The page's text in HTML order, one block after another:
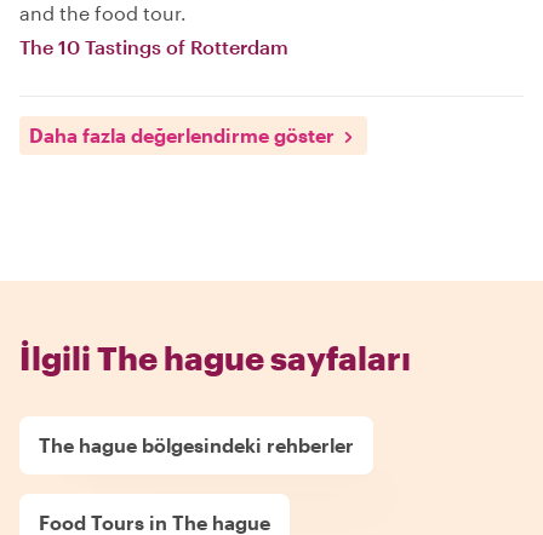
and the food tour.
The 10 Tastings of Rotterdam
Daha fazla değerlendirme göster
İlgili The hague sayfaları
The hague bölgesindeki rehberler
Food Tours in The hague